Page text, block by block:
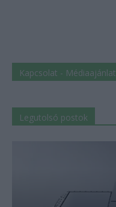
Kapcsolat - Médiaajánlat
Legutolsó postok